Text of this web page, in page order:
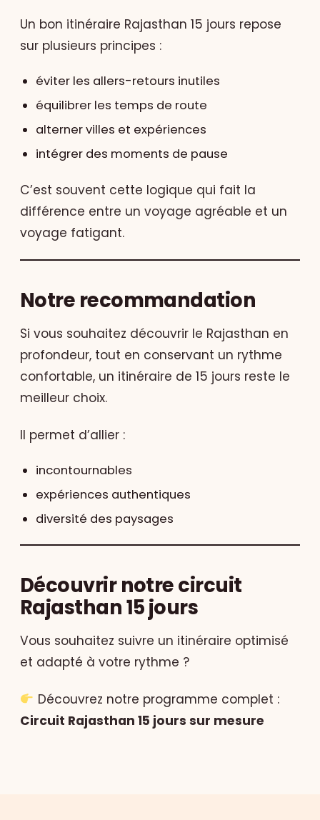
Un bon itinéraire Rajasthan 15 jours repose
sur plusieurs principes :
éviter les allers-retours inutiles
équilibrer les temps de route
alterner villes et expériences
intégrer des moments de pause
C’est souvent cette logique qui fait la
différence entre un voyage agréable et un
voyage fatigant.
Notre recommandation
Si vous souhaitez découvrir le Rajasthan en
profondeur, tout en conservant un rythme
confortable, un itinéraire de 15 jours reste le
meilleur choix.
Il permet d’allier :
incontournables
expériences authentiques
diversité des paysages
Découvrir notre circuit
Rajasthan 15 jours
Vous souhaitez suivre un itinéraire optimisé
et adapté à votre rythme ?
Découvrez notre programme complet :
Circuit Rajasthan 15 jours sur mesure